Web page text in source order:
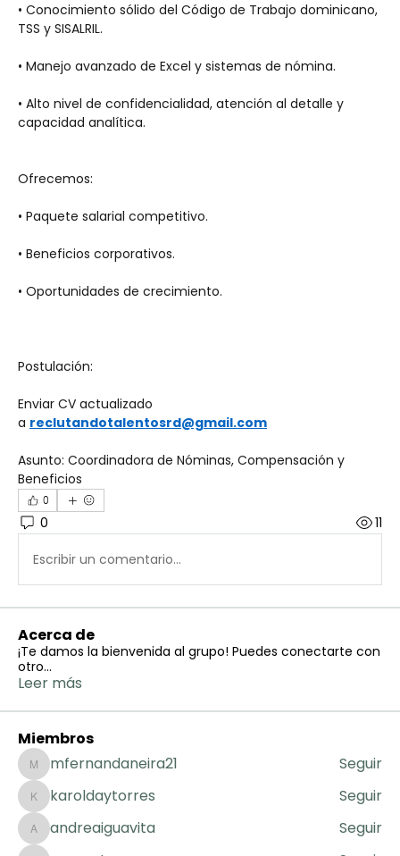
• Conocimiento sólido del Código de Trabajo dominicano,
TSS y SISALRIL.
• Manejo avanzado de Excel y sistemas de nómina.
• Alto nivel de confidencialidad, atención al detalle y
capacidad analítica.
Ofrecemos:
• Paquete salarial competitivo.
• Beneficios corporativos.
• Oportunidades de crecimiento.
Postulación:
Enviar CV actualizado
a reclutandotalentosrd@gmail.com
Asunto: Coordinadora de Nóminas, Compensación y
Beneficios
0
0 11
Escribir un comentario...
Acerca de
¡Te damos la bienvenida al grupo! Puedes conectarte con
otro...
Leer más
Miembros
mfernandaneira21
mfernandaneira21 Seguir
karoldaytorres
karoldaytorres Seguir
andreaiguavita
andreaiguavita
Seguir